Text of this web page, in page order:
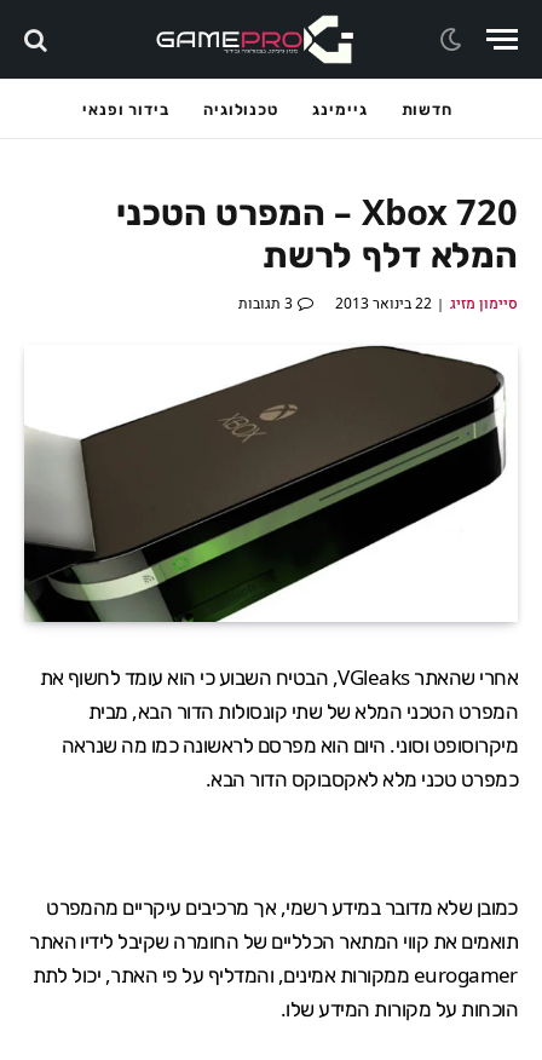
חדשות גיימינג טכנולוגיה בידור ופנאי
Xbox 720 – המפרט הטכני
המלא דלף לרשת
סיימון מזיג 22 בינואר 2013 3 תגובות
אחרי שהאתר VGleaks, הבטיח השבוע כי הוא עומד לחשוף את
המפרט הטכני המלא של שתי קונסולות הדור הבא, מבית
מיקרוסופט וסוני. היום הוא מפרסם לראשונה כמו מה שנראה
כמפרט טכני מלא לאקסבוקס הדור הבא.
כמובן שלא מדובר במידע רשמי, אך מרכיבים עיקריים מהמפרט
תואמים את קווי המתאר הכלליים של החומרה שקיבל לידיו האתר
eurogamer ממקורות אמינים, והמדליף על פי האתר, יכול לתת
הוכחות על מקורות המידע שלו.